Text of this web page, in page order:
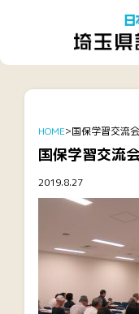
HOME 国保学習交流
国保学習交流
2019.8.27